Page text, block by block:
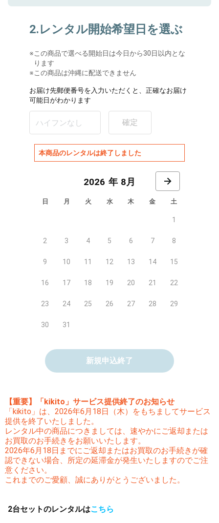
2.レンタル開始希望日を選ぶ
※この商品で選べる開始日は今日から30日以内とな
ります
※この商品は沖縄に配送できません
お届け先郵便番号を入力いただくと、正確なお届け
可能日がわかります
確定
本商品のレンタルは終了しました
8月
日 月 火 水 木 金 土
1
2 3 4 5 6 7 8
9 10 11 12 13 14 15
16 17 18 19 20 21 22
23 24 25 26 27 28 29
30 31
新規申込終了
【重要】「kikito」サービス提供終了のお知らせ
「kikito」は、2026年6月18日（木）をもちましてサービス
提供を終了いたしました。
レンタル中の商品につきましては、速やかにご返却または
お買取のお手続きをお願いいたします。
2026年6月18日までにご返却またはお買取のお手続きが確
認できない場合、所定の延滞金が発生いたしますのでご注
意ください。
これまでのご愛顧、誠にありがとうございました。
2台セットのレンタルはこちら